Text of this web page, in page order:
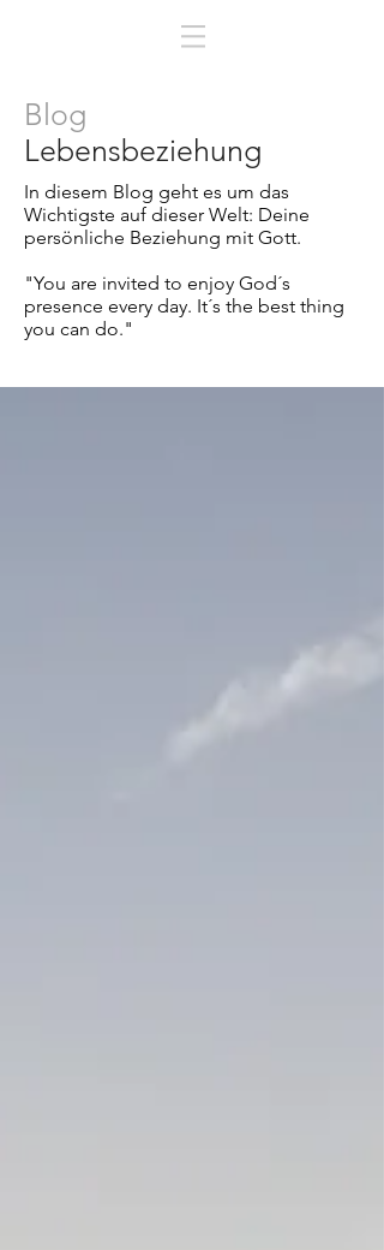
Blog
Lebensbeziehung
In diesem Blog geht es um das
Wichtigste auf dieser Welt: Deine
persönliche Beziehung mit Gott.
"You are invited to enjoy God´s
presence every day. It´s the best thing
you can do."